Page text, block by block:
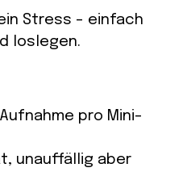
Stress – einfach
loslegen.
pro Mini-
unauffällig aber